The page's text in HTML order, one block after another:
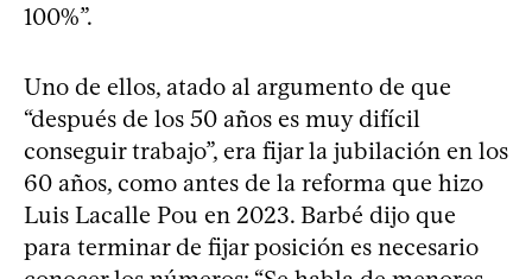
100%”.
Uno de ellos, atado al argumento de que
“después de los 50 años es muy difícil
conseguir trabajo”, era fijar la jubilación en los
60 años, como antes de la reforma que hizo
Luis Lacalle Pou en 2023. Barbé dijo que
para terminar de fijar posición es necesario